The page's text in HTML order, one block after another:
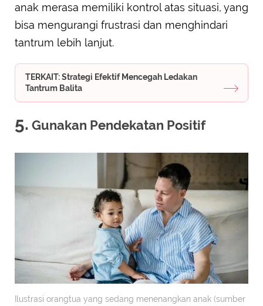
anak merasa memiliki kontrol atas situasi, yang
bisa mengurangi frustrasi dan menghindari
tantrum lebih lanjut.
TERKAIT: Strategi Efektif Mencegah Ledakan
Tantrum Balita
5. Gunakan Pendekatan Positif
Ilustrasi orangtua yang sedang menenangkan anak (sumber